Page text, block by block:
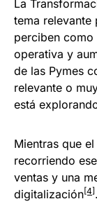
La
tema relevante
perciben
operativa y
de las Pymes
relevante o
está
Mientras que
recorriendo
ventas y una
digitalización[4] .